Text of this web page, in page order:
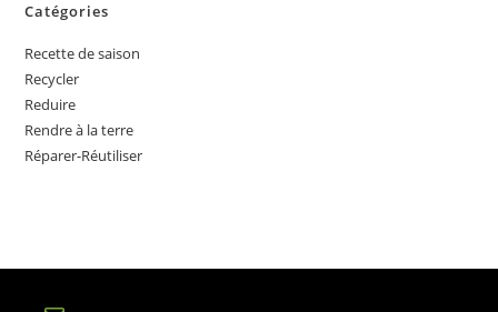
Catégories
Recette de saison
Recycler
Reduire
Rendre à la terre
Réparer-Réutiliser